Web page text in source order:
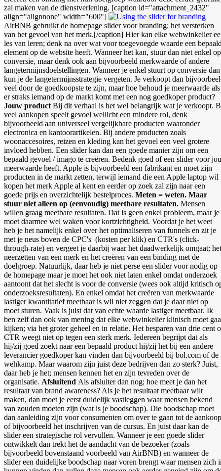
zal maken van de dienstverlening. [caption id="attachment_2432"
align="alignnone" width="600"]
AirBNB gebruikt de homepage slider voor branding; het versterken
van het gevoel van het merk.[/caption] Hier kan elke webwinkelier
les van leren; denk na over wat voor toegevoegde waarde een
element op de website heeft. Wanneer het kan, stuur dan niet enkel op
conversie, maar denk ook aan bijvoorbeeld merkwaarde of andere
langetermijnsdoelstellingen. Wanneer je enkel stuurt op conversie dan
kun je de langetermijnsstrategie vergeten. Je verkoopt dan
veel door de goedkoopste te zijn, maar hoe behoud je meerwaarde als
er straks iemand op de markt komt met een nog goedkoper product?
Jouw product Bij dit verhaal is het wel belangrijk wat je verkoopt.
veel aankopen speelt gevoel wellicht een mindere rol, denk
bijvoorbeeld aan universeel vergelijkbare producten waaronder
electronica en kantoorartikelen. Bij andere producten zoals
woonaccesoires, reizen en kleding kan het gevoel een veel grotere
invloed hebben. Een slider kan dan een goede manier zijn om een
bepaald gevoel / imago te creëren. Bedenk goed of een slider voor jou
meerwaarde heeft. Apple is bijvoorbeeld een fabrikant en moet zijn
producten in de markt zetten, terwijl iemand die een Apple laptop wil
kopen het merk Apple al kent en eerder op zoek zal zijn naar een
goede prijs en overzichtelijk bestelproces. Meten = weten. Maar
stuur niet alleen op (eenvoudig) meetbare resultaten. Mensen
willen graag meetbare resultaten. Dat is geen enkel probleem, maar je
moet daarmee wel waken voor kortzichtigheid. Voordat je het weet
heb je het namelijk enkel over het optimaliseren van funnels en zit je
met je neus boven de CPC's (kosten per klik) en CTR's (click-
through-rate) en vergeet je daarbij waar het daadwerkelijk omgaat; het
neerzetten van een merk en het creëren van een binding met de
doelgroep. Natuurlijk, daar heb je niet perse een slider voor nodig op
de homepage maar je moet het ook niet laten enkel omdat onderzoek
aantoont dat het slecht is voor de conversie (wees ook altijd kritisch
onderzoeksresultaten). En enkel omdat het creëren van merkwaarde
lastiger kwantitatief meetbaar is wil niet zeggen dat je daar niet op
moet sturen. Vaak is juist dat van echte waarde lastiger meetbaar. Ik
ben zelf dan ook van mening dat elke webwinkelier klinisch moet
kijken; via het groter geheel en in relatie. Het besparen van drie cent
CTR weegt niet op tegen een sterk merk. Iedereen begrijpt dat als
hij/zij goed zoekt naar een bepaald product hij/zij het bij een andere
leverancier goedkoper kan vinden dan bijvoorbeeld bij bol.com of de
wehkamp. Maar waarom zijn juist deze bedrijven dan zo sterk? Juist,
daar heb je het; mensen kennen het en zijn tevreden over de
organisatie. Afsluitend Als afsluiter dan nog; hoe meet je dan het
resultaat van brand awareness? Als je het resultaat meetbaar wilt
maken, dan moet je eerst duidelijk vastleggen waar mensen bekend
van zouden moeten zijn (wat is je boodschap). Die boodschap moet
dan aanleiding zijn voor consumenten om over te gaan tot de aankoop
of bijvoorbeeld het inschrijven van de cursus. En juist daar kan de
slider een strategische rol vervullen. Wanneer je een goede slider
ontwikkelt dan trekt het de aandacht van de bezoeker (zoals
bijvoorbeeld bovenstaand voorbeeld van AirBNB) en wanneer de
slider een duidelijke boodschap naar voren brengt waar mensen zich